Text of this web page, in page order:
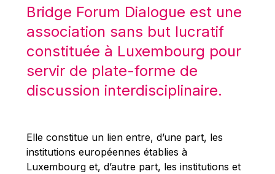
Mario Centeno
Mario Monti
Maroš ŠEFČOVIČ
Martin Bailey
Martine Reicherts
Michael Sohlman
Michel Goedert
Bridge Forum Dialogue est une
association sans but lucratif
constituée à Luxembourg pour
servir de plate-forme de
discussion interdisciplinaire.
Elle constitue un lien entre, d’une part, les
institutions européennes établies à
Luxembourg et, d’autre part, les institutions et